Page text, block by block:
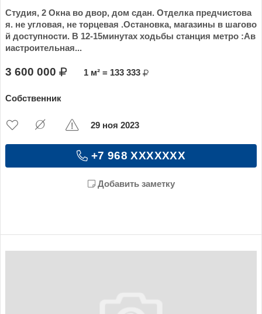
Студия, 2 Окна во двор, дом сдан. Отделка предчистова
я. не угловая, не торцевая .Остановка, магазины в шагово
й доступности. В 12-15минутах ходьбы станция метро :Ав
иастроительная...
3 600 000 1 м² = 133 333
Собственник
+7 968 XXXXXXX
Добавить заметку
29 ноя 2023